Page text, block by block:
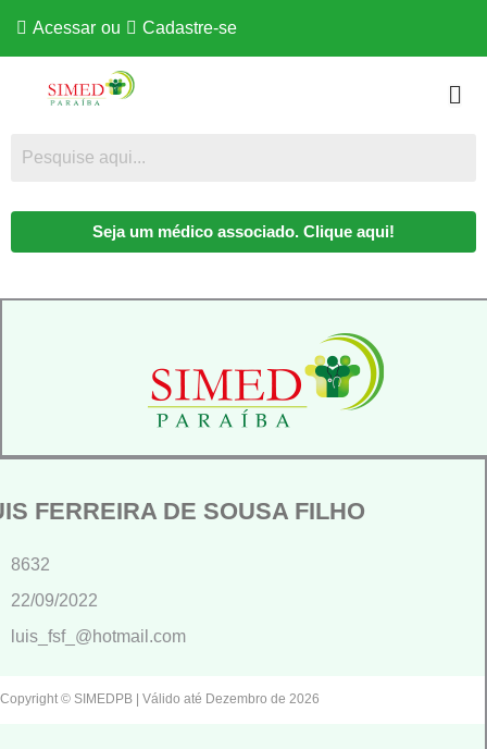
Acessar ou Cadastre-se
Seja um médico associado. Clique aqui!
FERREIRA DE SOUSA FILHO
8632
22/09/2022
luis_fsf_@hotmail.com
Copyright © SIMEDPB | Válido até Dezembro de 2026